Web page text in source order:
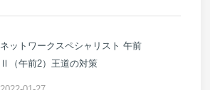
ネットワークスペシャリスト 午前
Ⅱ（午前2）王道の対策